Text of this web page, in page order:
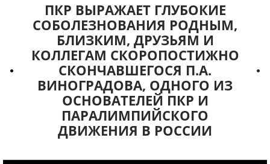
ПКР ВЫРАЖАЕТ ГЛУБОКИЕ
СОБОЛЕЗНОВАНИЯ РОДНЫМ,
БЛИЗКИМ, ДРУЗЬЯМ И
КОЛЛЕГАМ СКОРОПОСТИЖНО
СКОНЧАВШЕГОСЯ П.А.
ВИНОГРАДОВА, ОДНОГО ИЗ
ОСНОВАТЕЛЕЙ ПКР И
ПАРАЛИМПИЙСКОГО
ДВИЖЕНИЯ В РОССИИ